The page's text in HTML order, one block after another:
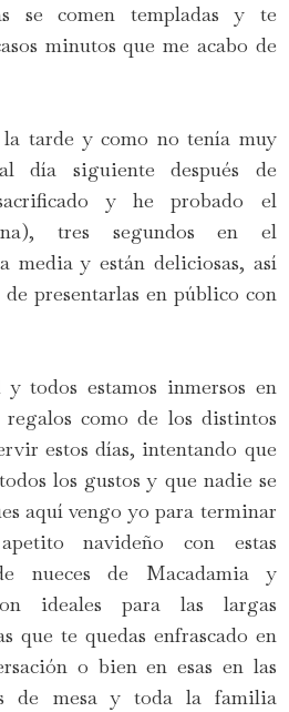
se comen templadas y te
minutos que me acabo de
tarde y como no tenía muy
día siguiente después de
y he probado el
tres segundos en el
media y están deliciosas, así
presentarlas en público con
todos estamos inmersos en
como de los distintos
estos días, intentando que
los gustos y que nadie se
aquí vengo yo para terminar
navideño con estas
nueces de Macadamia y
ideales para las largas
que te quedas enfrascado en
o bien en esas en las
de mesa y toda la familia